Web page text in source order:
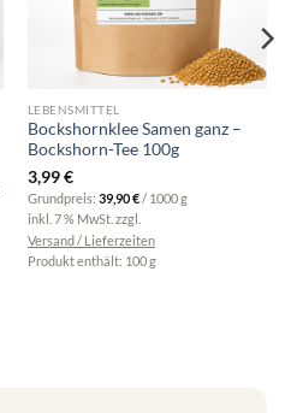
LEBENSMITTEL
Bockshornklee Samen ganz –
Bockshorn-Tee 100g
3,99€
Grundpreis: 39,90€/ 1000g
inkl. 7 % MwSt. zzgl.
Versand / Lieferzeiten
Produkt enthält: 100g